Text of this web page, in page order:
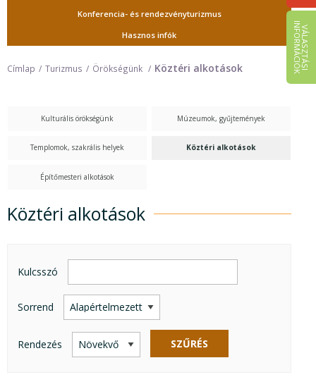
V
Á
L
A
S
Z
T
Á
S
I
IN
F
O
R
M
Á
C
I
Ó
K
Konferencia- és rendezvényturizmus
Hasznos infók
Címlap Turizmus Örökségünk Köztéri alkotások
Kulturális örökségünk Múzeumok, gyűjtemények
Templomok, szakrális helyek Köztéri alkotások
Építőmesteri alkotások
Köztéri alkotások
Köztéri alkotások
Kulcsszó
Sorrend
Rendezés SZŰRÉS